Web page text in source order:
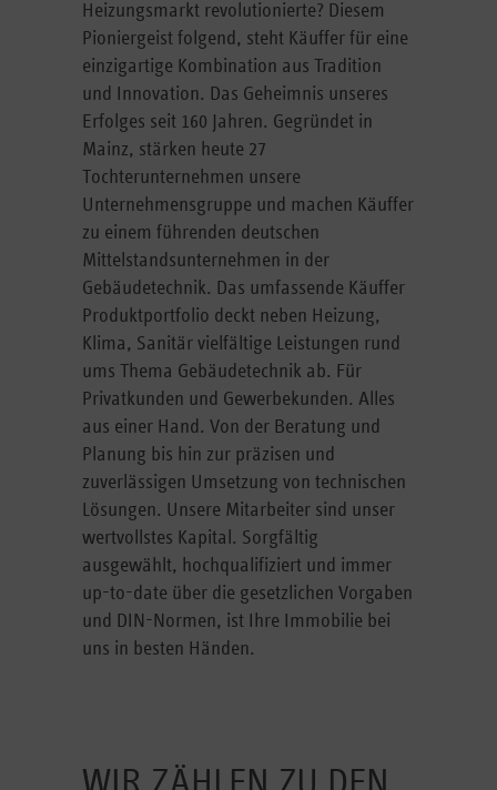
Heizungsmarkt revolutionierte? Diesem
Pioniergeist folgend, steht Käuffer für eine
einzigartige Kombination aus Tradition
und Innovation. Das Geheimnis unseres
Erfolges seit 160 Jahren. Gegründet in
Mainz, stärken heute 27
Tochterunternehmen unsere
Unternehmensgruppe und machen Käuffer
zu einem führenden deutschen
Mittelstandsunternehmen in der
Gebäudetechnik. Das umfassende Käuffer
Produktportfolio deckt neben Heizung,
Klima, Sanitär vielfältige Leistungen rund
ums Thema Gebäudetechnik ab. Für
Privatkunden und Gewerbekunden. Alles
aus einer Hand. Von der Beratung und
Planung bis hin zur präzisen und
zuverlässigen Umsetzung von technischen
Lösungen. Unsere Mitarbeiter sind unser
wertvollstes Kapital. Sorgfältig
ausgewählt, hochqualifiziert und immer
up-to-date über die gesetzlichen Vorgaben
und DIN-Normen, ist Ihre Immobilie bei
uns in besten Händen.